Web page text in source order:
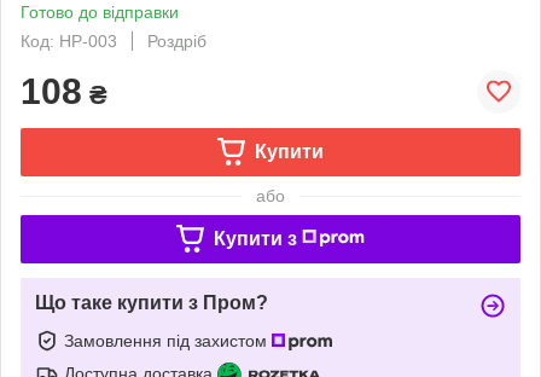
Готово до відправки
Код: HP-003
Роздріб
108 ₴
Купити
або
Купити з
Що таке купити з Пром?
Замовлення під захистом
Доступна доставка